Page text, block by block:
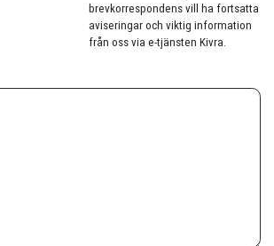
brevkorrespondens vill ha fortsatta
aviseringar och viktig information
från oss via e-tjänsten Kivra.